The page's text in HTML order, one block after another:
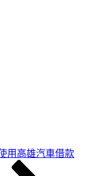
用高雄汽車借款